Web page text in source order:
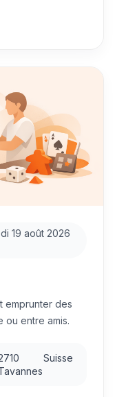
19 août 2026
emprunter des
ou entre amis.
Suisse